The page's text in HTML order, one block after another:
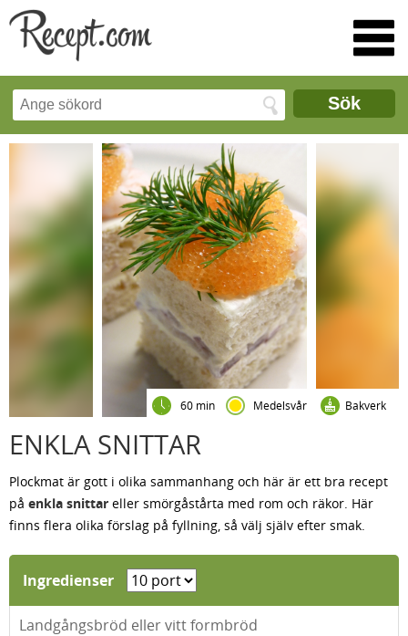
Sök
60 min Medelsvår Bakverk
ENKLA SNITTAR
Plockmat är gott i olika sammanhang och här är ett bra recept
på enkla snittar eller smörgåstårta med rom och räkor. Här
finns flera olika förslag på fyllning, så välj själv efter smak.
Ingredienser
Landgångsbröd eller vitt formbröd